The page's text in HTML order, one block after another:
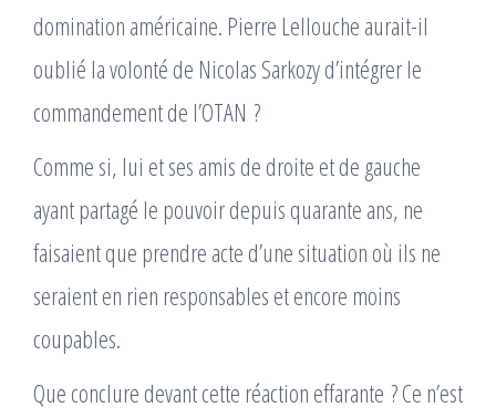
domination américaine. Pierre Lellouche aurait-il
oublié la volonté de Nicolas Sarkozy d’intégrer le
commandement de l’OTAN ?
Comme si, lui et ses amis de droite et de gauche
ayant partagé le pouvoir depuis quarante ans, ne
faisaient que prendre acte d’une situation où ils ne
seraient en rien responsables et encore moins
coupables.
Que conclure devant cette réaction effarante ? Ce n’est